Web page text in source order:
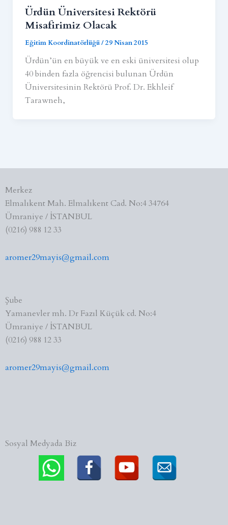
Ürdün Üniversitesi Rektörü
Misafirimiz Olacak
Eğitim Koordinatörlüğü/29 Nisan 2015
Ürdün’ün en büyük ve en eski üniversitesi olup
40 binden fazla öğrencisi bulunan Ürdün
Üniversitesinin Rektörü Prof. Dr. Ekhleif
Tarawneh,
Merkez
Elmalıkent Mah. Elmalıkent Cad. No:4 34764
Ümraniye / İSTANBUL
(0216) 988 12 33
aromer29mayis@gmail.com
Şube
Yamanevler mh. Dr Fazıl Küçük cd. No:4
Ümraniye / İSTANBUL
(0216) 988 12 33
aromer29mayis@gmail.com
Sosyal Medyada Biz